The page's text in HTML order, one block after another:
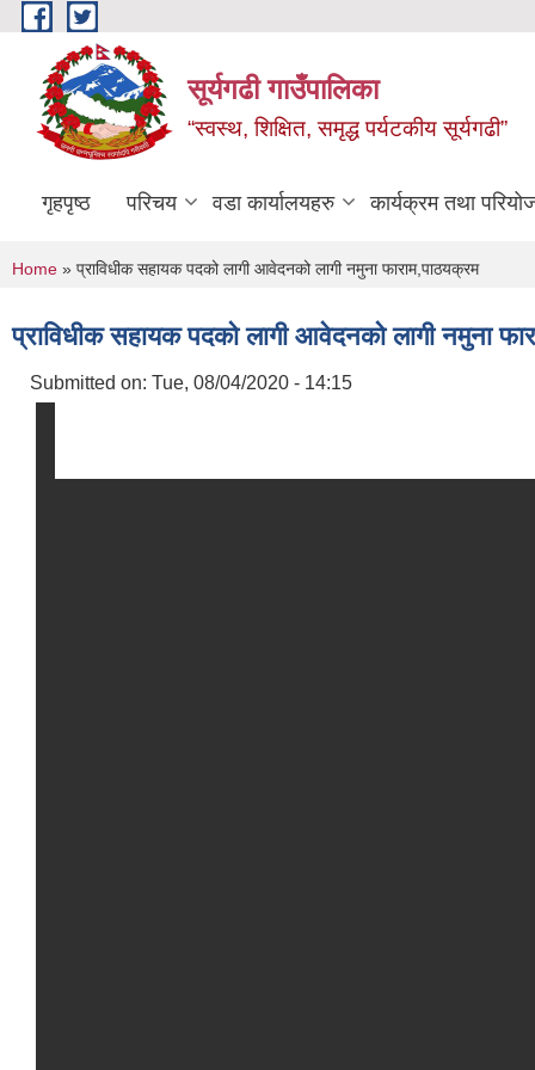
Skip to main content
सूर्यगढी गाउँपालिका
“स्वस्थ, शिक्षित, समृद्ध पर्यटकीय सूर्यगढी”
गृहपृष्ठ परिचय वडा कार्यालयहरु कार्यक्रम तथा
You are here
Home » प्राविधीक सहायक पदको लागी आवेदनको लागी नमुना फाराम,पाठयक्रम
प्राविधीक सहायक पदको लागी आवेदनको लागी नमुना
Submitted on: Tue, 08/04/2020 - 14:15